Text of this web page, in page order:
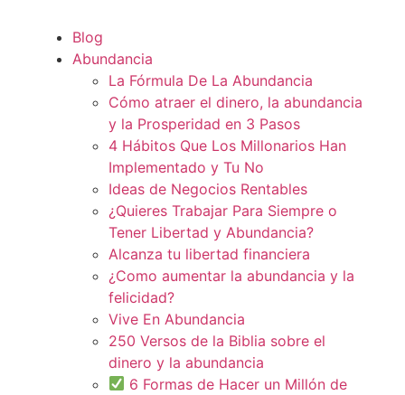
Blog
Abundancia
La Fórmula De La Abundancia
Cómo atraer el dinero, la abundancia
y la Prosperidad en 3 Pasos
4 Hábitos Que Los Millonarios Han
Implementado y Tu No
Ideas de Negocios Rentables
¿Quieres Trabajar Para Siempre o
Tener Libertad y Abundancia?
Alcanza tu libertad financiera
¿Como aumentar la abundancia y la
felicidad?
Vive En Abundancia
250 Versos de la Biblia sobre el
dinero y la abundancia
6 Formas de Hacer un Millón de